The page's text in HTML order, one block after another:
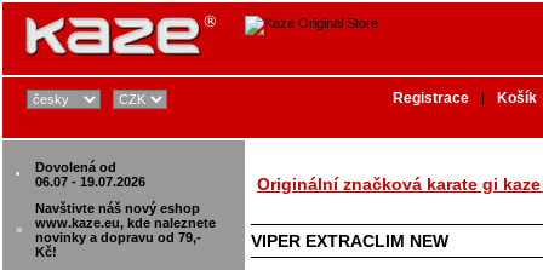
•
Dovolená od
06.07 - 19.07.2026
»
Navštivte náš nový eshop
www.kaze.eu, kde naleznete
novinky a dopravu od 79,-
Kč!
Registrace | Košík
Originální značková karate gi kaze
VIPER EXTRACLIM NEW